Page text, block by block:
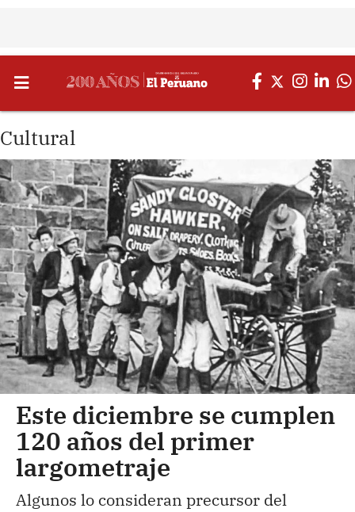
Cultural
Este diciembre se cumplen
120 años del primer
largometraje
Algunos lo consideran precursor del